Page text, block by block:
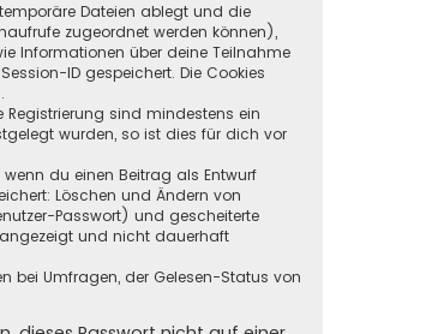
Dateien ablegt und die
zugeordnet werden können),
Informationen über deine Teilnahme
ID gespeichert. Die Cookies
Registrierung sind mindestens ein
wurden, so ist dies für dich vor
du einen Beitrag als Entwurf
Löschen und Ändern von
Passwort) und gescheiterte
angezeigt und nicht dauerhaft
bei Umfragen, der Gelesen-Status von